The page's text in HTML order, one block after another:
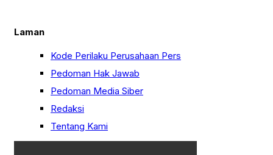
Laman
Kode Perilaku Perusahaan Pers
Pedoman Hak Jawab
Pedoman Media Siber
Redaksi
Tentang Kami